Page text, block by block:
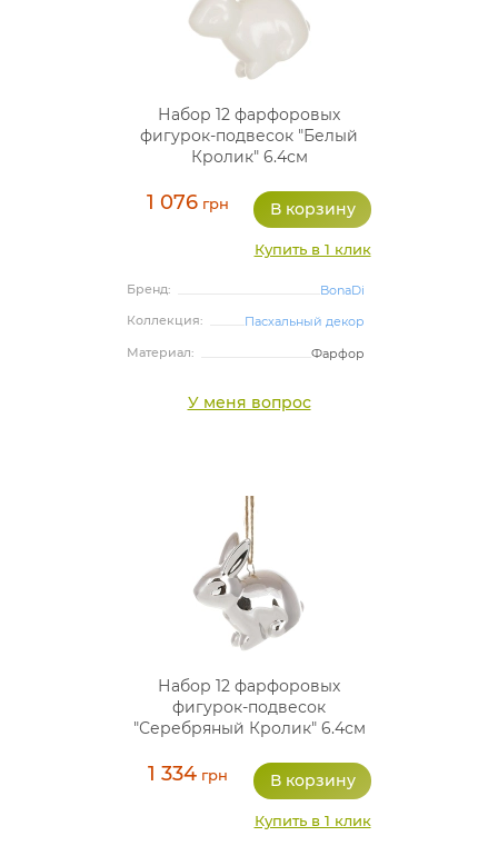
Набор 12 фарфоровых
фигурок-подвесок "Белый
Кролик" 6.4см
1 076 грн
Купить в 1 клик
Бренд:
BonaDi
Коллекция:
Пасхальный декор
Материал:
Фарфор
У меня вопрос
Набор 12 фарфоровых
фигурок-подвесок
"Серебряный Кролик" 6.4см
1 334 грн
Купить в 1 клик